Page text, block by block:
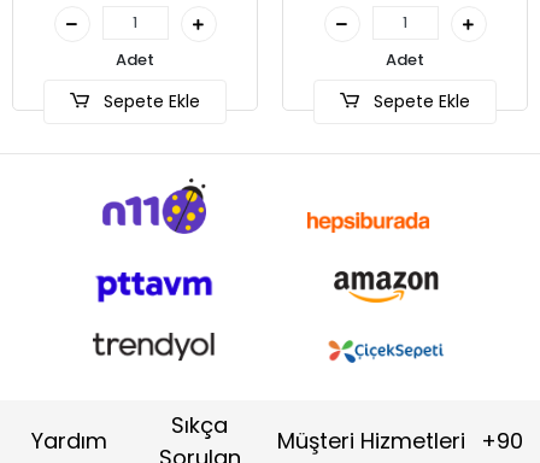
Adet
Sepete Ekle
Adet
Sepete Ekle
Yardım
Sıkça
Müşteri Hizmetleri
+90